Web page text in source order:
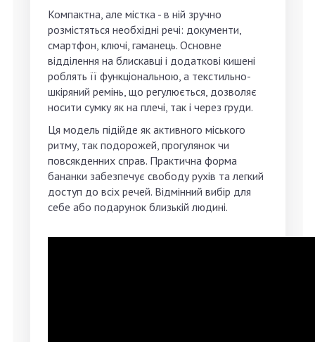
Компактна, але містка - в ній зручно
розмістяться необхідні речі: документи,
смартфон, ключі, гаманець. Основне
відділення на блискавці і додаткові кишені
роблять її функціональною, а текстильно-
шкіряний ремінь, що регулюється, дозволяє
носити сумку як на плечі, так і через груди.
Ця модель підійде як активного міського
ритму, так подорожей, прогулянок чи
повсякденних справ. Практична форма
бананки забезпечує свободу рухів та легкий
доступ до всіх речей. Відмінний вибір для
себе або подарунок близькій людині.